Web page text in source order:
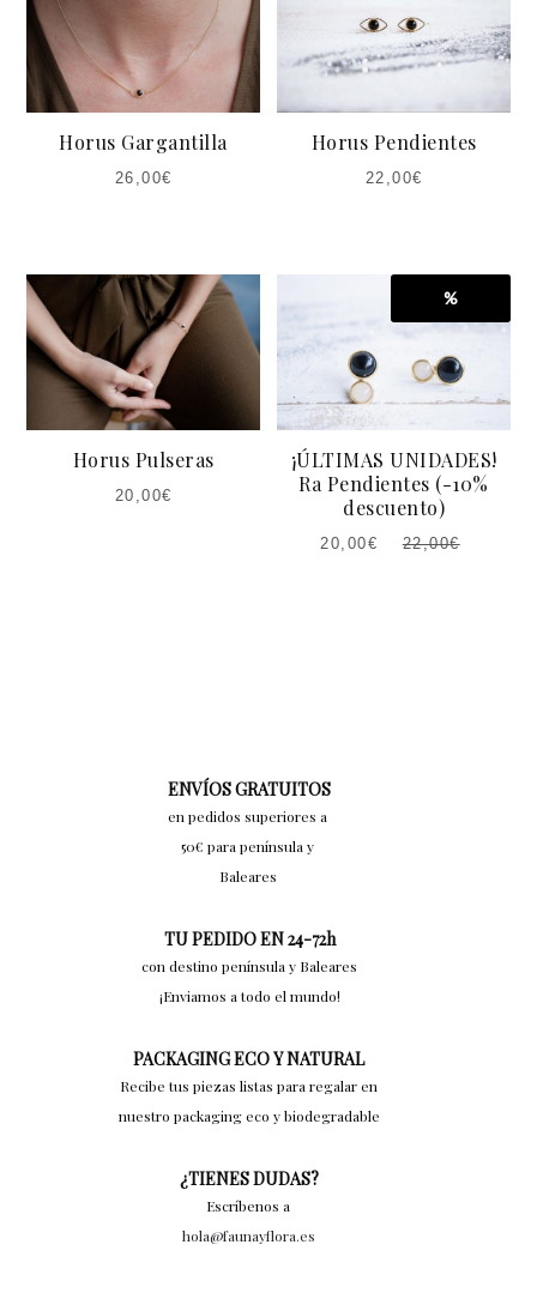
Horus Gargantilla
26,00€
Horus Pendientes
22,00€
Horus Pulseras
20,00€
%
¡ÚLTIMAS UNIDADES!
Ra Pendientes (-10%
descuento)
22,00€
EL
20,00€
EL
ENVÍOS GRATUITOS
en pedidos superiores a
50€ para península y
Baleares
TU PEDIDO EN 24-72h
con destino península y Baleares
¡Enviamos a todo el mundo!
PACKAGING ECO Y NATURAL
Recibe tus piezas listas para regalar en
nuestro packaging eco y biodegradable
¿TIENES DUDAS?
Escríbenos a
hola@faunayflora.es